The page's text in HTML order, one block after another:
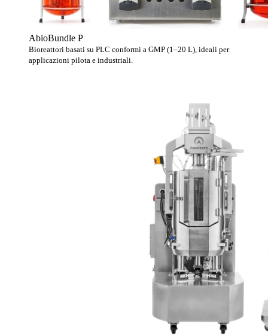
AbioBundle P
Bioreattori basati su PLC conformi a GMP (1–20 L), ideali per
applicazioni pilota e industriali.